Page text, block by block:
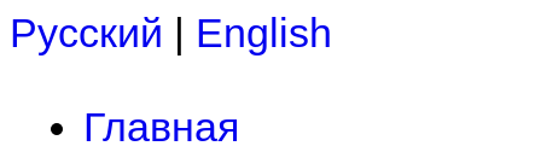
Русский | English
Главная